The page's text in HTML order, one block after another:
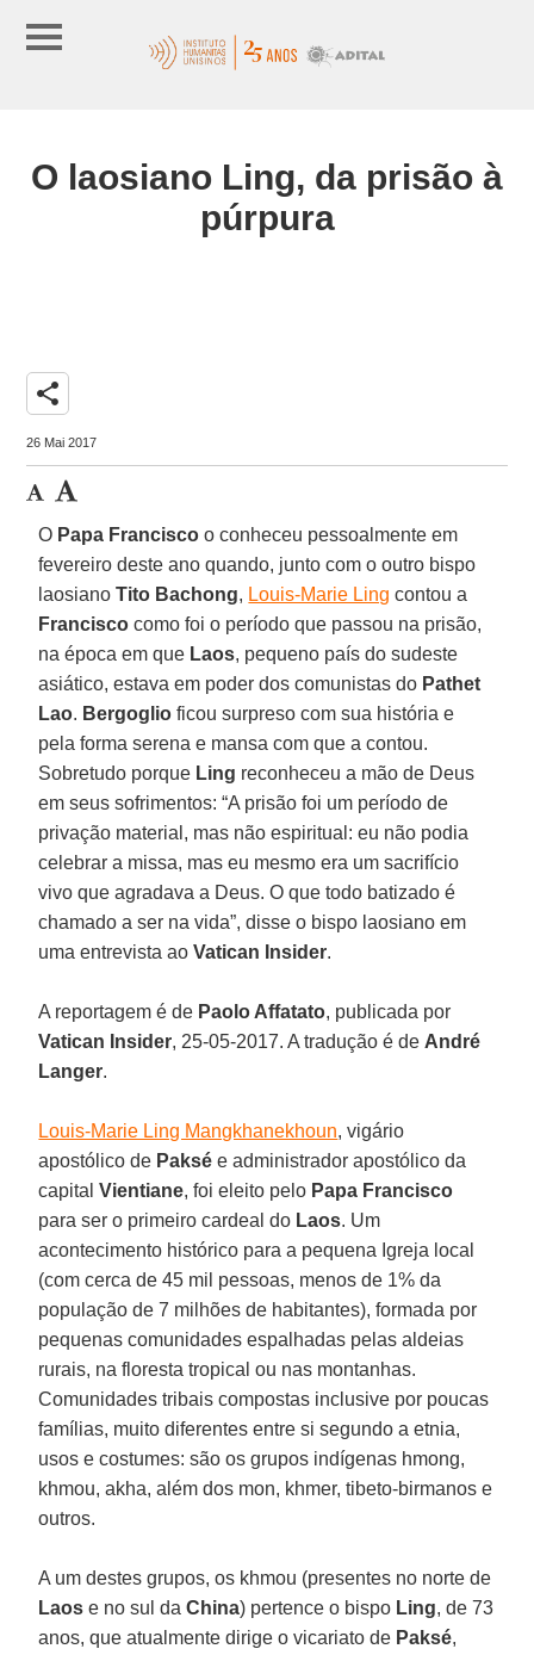
O laosiano Ling, da prisão à
púrpura
share
26 Mai 2017
O Papa Francisco o conheceu pessoalmente em
fevereiro deste ano quando, junto com o outro bispo
laosianoTito Bachong, Louis-Marie Ling contou a
Francisco como foi o período que passou na prisão,
na época em que Laos, pequeno país do sudeste
asiático, estava em poder dos comunistas do Pathet
Lao. Bergoglio ficou surpreso com sua história e
pela forma serena e mansa com que a contou.
Sobretudo porque Ling reconheceu a mão de Deus
em seus sofrimentos: “A prisão foi um período de
privação material, mas não espiritual: eu não podia
celebrar a missa, mas eu mesmo era um sacrifício
vivo que agradava a Deus. O que todo batizado é
chamado a ser na vida”, disse o bispo laosiano em
uma entrevista aoVatican Insider.
A reportagem é de Paolo Affatato, publicada por
Vatican Insider, 25-05-2017. A tradução é de André
Langer.
Louis-Marie Ling Mangkhanekhoun, vigário
apostólico de Paksé e administrador apostólico da
capitalVientiane, foi eleito pelo Papa Francisco
para ser o primeiro cardeal do Laos. Um
acontecimento histórico para a pequena Igreja local
(com cerca de 45 mil pessoas, menos de 1% da
população de 7 milhões de habitantes), formada por
pequenas comunidades espalhadas pelas aldeias
rurais, na floresta tropical ou nas montanhas.
Comunidades tribais compostas inclusive por poucas
famílias, muito diferentes entre si segundo a etnia,
usos e costumes: são os grupos indígenas hmong,
khmou, akha, além dos mon, khmer, tibeto-birmanos e
outros.
A um destes grupos, os khmou (presentes no norte de
Laos e no sul daChina) pertence o bispo Ling, de 73
anos, que atualmente dirige o vicariato de Paksé,